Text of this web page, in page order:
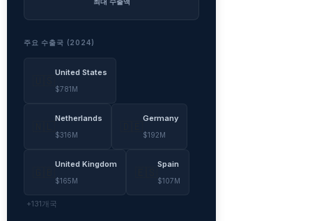
주요 수출국 (2024)
United States
$781M
Netherlands
$316M
Germany
$192M
United Kingdom
$165M
Spain
$107M
+131개국